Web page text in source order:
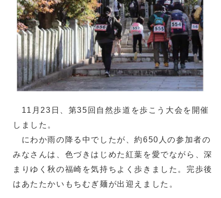
11月23日、第35回自然歩道を歩こう大会を開催
しました。
にわか雨の降る中でしたが、約650人の参加者の
みなさんは、色づきはじめた紅葉を愛でながら、深
まりゆく秋の福崎を気持ちよく歩きました。完歩後
はあたたかいもちむぎ麺が出迎えました。